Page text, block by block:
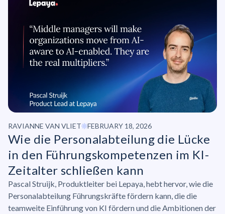
RAVIANNE VAN VLIET FEBRUARY 18, 2026
Wie die Personalabteilung die Lücke
in den Führungskompetenzen im KI-
Zeitalter schließen kann
Pascal Struijk, Produktleiter bei Lepaya, hebt hervor, wie die
Personalabteilung Führungskräfte fördern kann, die die
teamweite Einführung von KI fördern und die Ambitionen der